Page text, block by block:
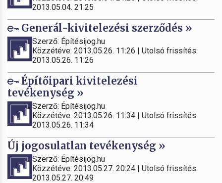
2013.05.04. 21:25
Generál-kivitelezési szerződés »
Szerző: Építésijog.hu
Közzétéve: 2013.05.26. 11:26 | Utolsó frissítés:
2013.05.26. 11:26
Építőipari kivitelezési
tevékenység »
Szerző: Építésijog.hu
Közzétéve: 2013.05.26. 11:34 | Utolsó frissítés:
2013.05.26. 11:34
Új jogosulatlan tevékenység »
Szerző: Építésijog.hu
Közzétéve: 2013.05.27. 20:24 | Utolsó frissítés:
2013.05.27. 20:49